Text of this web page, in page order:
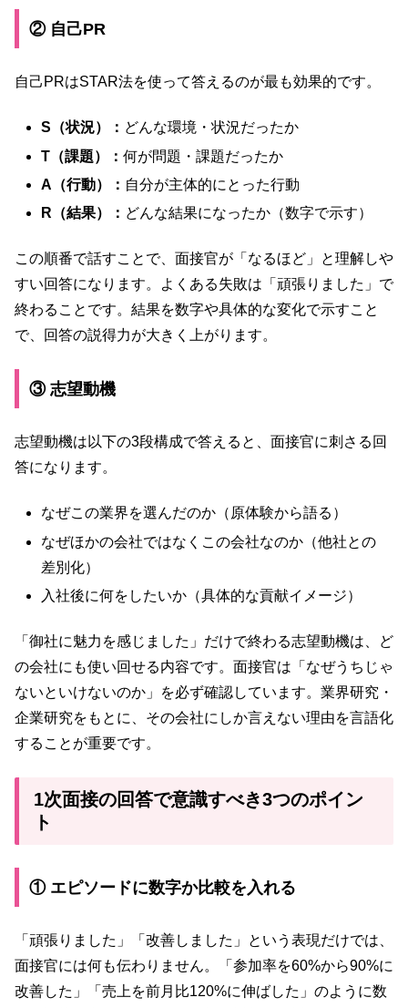
② 自己PR
自己PRはSTAR法を使って答えるのが最も効果的です。
S（状況）： どんな環境・状況だったか
T（課題）：何が問題・課題だったか
A（行動）： 自分が主体的にとった行動
R（結果）： どんな結果になったか（数字で示す）
この順番で話すことで、面接官が「なるほど」と理解しや
すい回答になります。よくある失敗は「頑張りました」で
終わることです。結果を数字や具体的な変化で示すこと
で、回答の説得力が大きく上がります。
③ 志望動機
志望動機は以下の3段構成で答えると、面接官に刺さる回
答になります。
なぜこの業界を選んだのか（原体験から語る）
なぜほかの会社ではなくこの会社なのか（他社との
差別化）
入社後に何をしたいか（具体的な貢献イメージ）
「御社に魅力を感じました」だけで終わる志望動機は、ど
の会社にも使い回せる内容です。面接官は「なぜうちじゃ
ないといけないのか」を必ず確認しています。業界研究・
企業研究をもとに、その会社にしか言えない理由を言語化
することが重要です。
1次面接の回答で意識すべき3つのポイン
ト
① エピソードに数字か比較を入れる
「頑張りました」「改善しました」という表現だけでは、
面接官には何も伝わりません。「参加率を60%から90%に
改善した」「売上を前月比120%に伸ばした」のように数